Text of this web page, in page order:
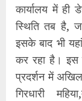
कार्यालय में ही
स्थिति तब है,
इसके बाद भी
कर रहा है। इस
प्रदर्शन में
गिरधारी